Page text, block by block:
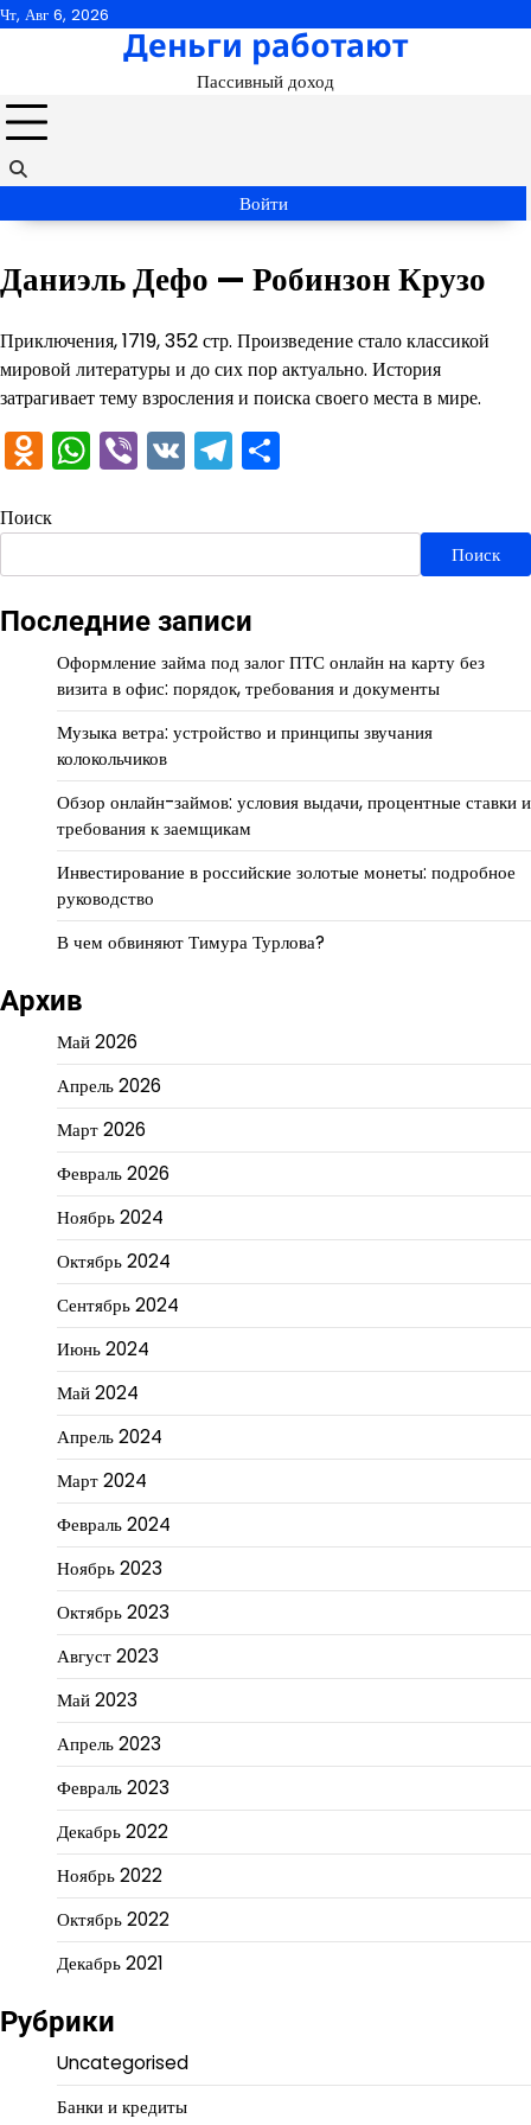
Перейти
Чт, Авг 6, 2026
Деньги работают
Пассивный доход
Войти
Даниэль Дефо — Робинзон Крузо
Приключения, 1719, 352 стр. Произведение стало классикой
мировой литературы и до сих пор актуально. История
затрагивает тему взросления и поиска своего места в мире.
Odnoklassniki
WhatsApp
Viber
VKTelegram
Поиск
Поиск
Последние записи
Оформление займа под залог ПТС онлайн на карту без
визита в офис: порядок, требования и документы
Музыка ветра: устройство и принципы звучания
колокольчиков
Обзор онлайн-займов: условия выдачи, процентные ставки и
требования к заемщикам
Инвестирование в российские золотые монеты: подробное
руководство
В чем обвиняют Тимура Турлова?
Архив
Май 2026
Апрель 2026
Март 2026
Февраль 2026
Ноябрь 2024
Октябрь 2024
Сентябрь 2024
Июнь 2024
Май 2024
Апрель 2024
Март 2024
Февраль 2024
Ноябрь 2023
Октябрь 2023
Август 2023
Май 2023
Апрель 2023
Февраль 2023
Декабрь 2022
Ноябрь 2022
Октябрь 2022
Декабрь 2021
Рубрики
Uncategorised
Банки и кредиты